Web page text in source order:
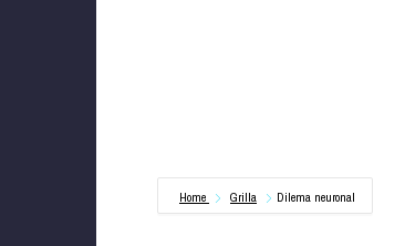
Home Grilla Dilema neuronal